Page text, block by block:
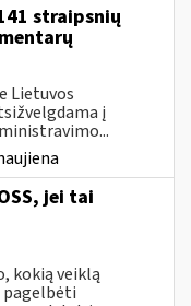
straipsnių
Lietuvos
į
jei tai
kokią veiklą
pagelbėti